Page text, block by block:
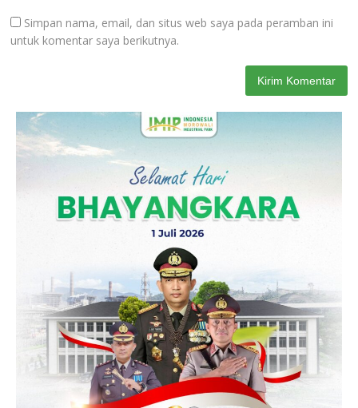
Simpan nama, email, dan situs web saya pada peramban ini
untuk komentar saya berikutnya.